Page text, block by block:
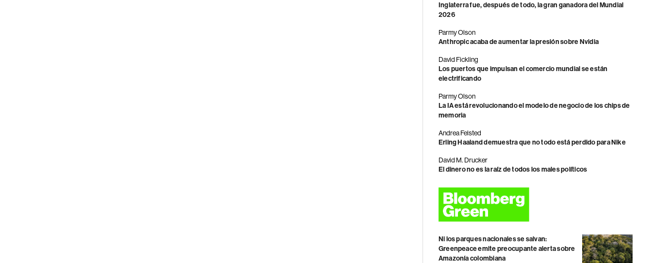
Inglaterra fue, después de todo, la gran ganadora del Mundial
2026
Parmy Olson
Anthropic acaba de aumentar la presión sobre Nvidia
David Fickling
Los puertos que impulsan el comercio mundial se están
electrificando
Parmy Olson
La IA está revolucionando el modelo de negocio de los chips de
memoria
Andrea Felsted
Erling Haaland demuestra que no todo está perdido para Nike
David M. Drucker
El dinero no es la raíz de todos los males políticos
Ni los parques nacionales se salvan:
Greenpeace emite preocupante alerta sobre
Amazonía colombiana